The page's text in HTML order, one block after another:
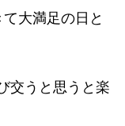
大満足の日と
交うと思うと楽